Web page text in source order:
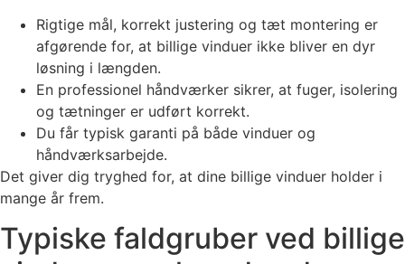
Rigtige mål, korrekt justering og tæt montering er
afgørende for, at billige vinduer ikke bliver en dyr
løsning i længden.
En professionel håndværker sikrer, at fuger, isolering
og tætninger er udført korrekt.
Du får typisk garanti på både vinduer og
håndværksarbejde.
Det giver dig tryghed for, at dine billige vinduer holder i
mange år frem.
Typiske faldgruber ved billige